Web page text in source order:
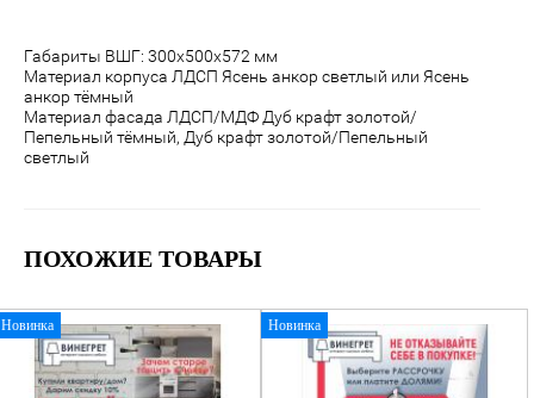
Габариты ВШГ: 300х500х572 мм
Материал корпуса ЛДСП Ясень анкор светлый или Ясень
анкор тёмный
Материал фасада ЛДСП/МДФ Дуб крафт золотой/
Пепельный тёмный, Дуб крафт золотой/Пепельный
светлый
ПОХОЖИЕ ТОВАРЫ
Новинка Новинка